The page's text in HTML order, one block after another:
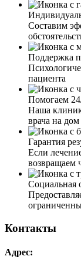
приехал,
установил
рекомендации.
за вашу
работу, которую
Мой муж ушёл в
обратилась к вам,
Мне дали четкие
через пару дней,
смогла настоять
Приехал врач,
мужем. Теперь
только.
Составим
Поддержка
пациента
Помогаем
Наша
врача на дом
Гарантия
Если
возвращаем
Социальная
Контакты
Адрес: